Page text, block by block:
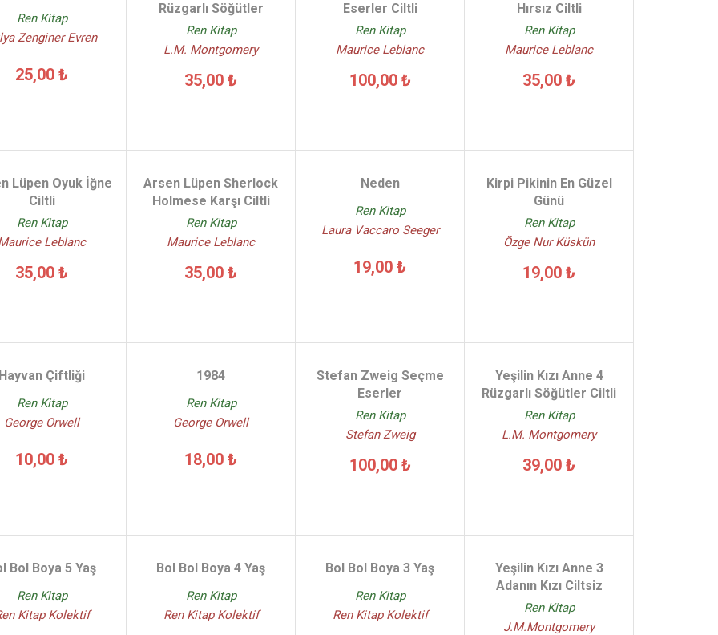
Ren Kitap
Zenginer Evren
25,00 ₺
Rüzgarlı Söğütler
Ren Kitap
L.M. Montgomery
35,00 ₺
Eserler Ciltli
Ren Kitap
Maurice Leblanc
100,00 ₺
Hırsız Ciltli
Ren Kitap
Maurice Leblanc
35,00 ₺
Lüpen Oyuk İğne
Ciltli
Ren Kitap
Leblanc
35,00 ₺
Arsen Lüpen Sherlock
Holmese Karşı Ciltli
Ren Kitap
Maurice Leblanc
35,00 ₺
Neden
Ren Kitap
Laura Vaccaro Seeger
19,00 ₺
Kirpi Pikinin En Güzel
Günü
Ren Kitap
Özge Nur Küskün
19,00 ₺
Hayvan Çiftliği
Ren Kitap
George Orwell
10,00 ₺
1984
Ren Kitap
George Orwell
18,00 ₺
Stefan Zweig Seçme
Eserler
Ren Kitap
Stefan Zweig
100,00 ₺
Yeşilin Kızı Anne 4
Rüzgarlı Söğütler Ciltli
Ren Kitap
L.M. Montgomery
39,00 ₺
Bol Boya 5 Yaş
Ren Kitap
Kitap Kolektif
Bol Bol Boya 4 Yaş
Ren Kitap
Ren Kitap Kolektif
Bol Bol Boya 3 Yaş
Ren Kitap
Ren Kitap Kolektif
Yeşilin Kızı Anne 3
Adanın Kızı Ciltsiz
Ren Kitap
J.M.Montgomery